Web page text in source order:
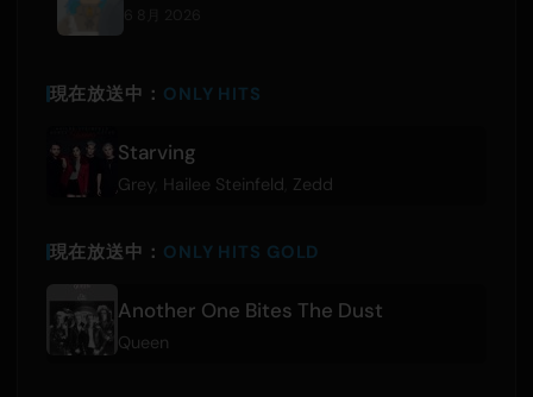
現在放送中： ONLY HITS
Starving
Grey, Hailee Steinfeld Zedd
現在放送中： ONLY HITS GOLD
Another One Bites The Dust
Queen